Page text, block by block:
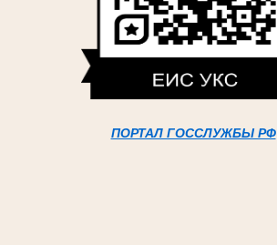
ПОРТАЛ ГОССЛУЖБЫ РФ